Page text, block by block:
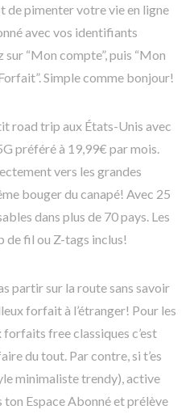
de pimenter votre vie en ligne
avec vos identifiants
“Mon compte”, puis “Mon
Simple comme bonjour!
road trip aux États-Unis avec
préféré à 19,99€ par mois.
vers les grandes
bouger du canapé! Avec 25
dans plus de 70 pays. Les
de fil ou Z-tags inclus!
partir sur la route sans savoir
forfait à l’étranger! Pour les
free classiques c’est
du tout. Par contre, si t’es
minimaliste trendy), active
ton Espace Abonné et prélève